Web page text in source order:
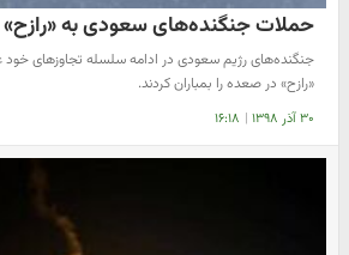
حملات جنگنده‎‌های سعودی به «رازح» یمن
جنگنده‌های رژیم سعودی در ادامه سلسله تجاوزهای خود
«رازح» در صعده را بمباران کردند.
۳۰ آذر ۱۳۹۸ | ۱۶:۱۸